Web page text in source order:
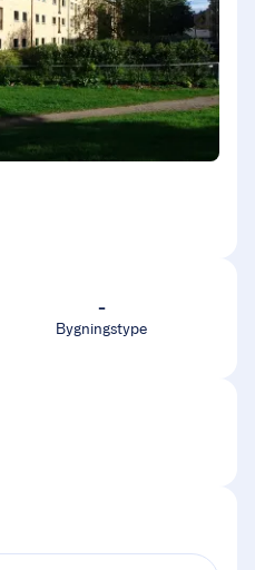
-
Bygningstype